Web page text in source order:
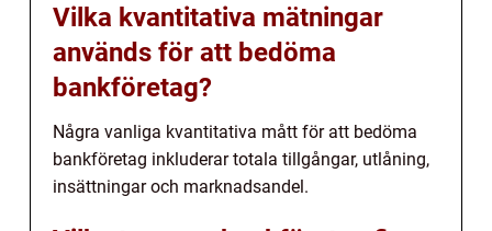
Vilka kvantitativa mätningar
används för att bedöma
bankföretag?
Några vanliga kvantitativa mått för att bedöma
bankföretag inkluderar totala tillgångar, utlåning,
insättningar och marknadsandel.